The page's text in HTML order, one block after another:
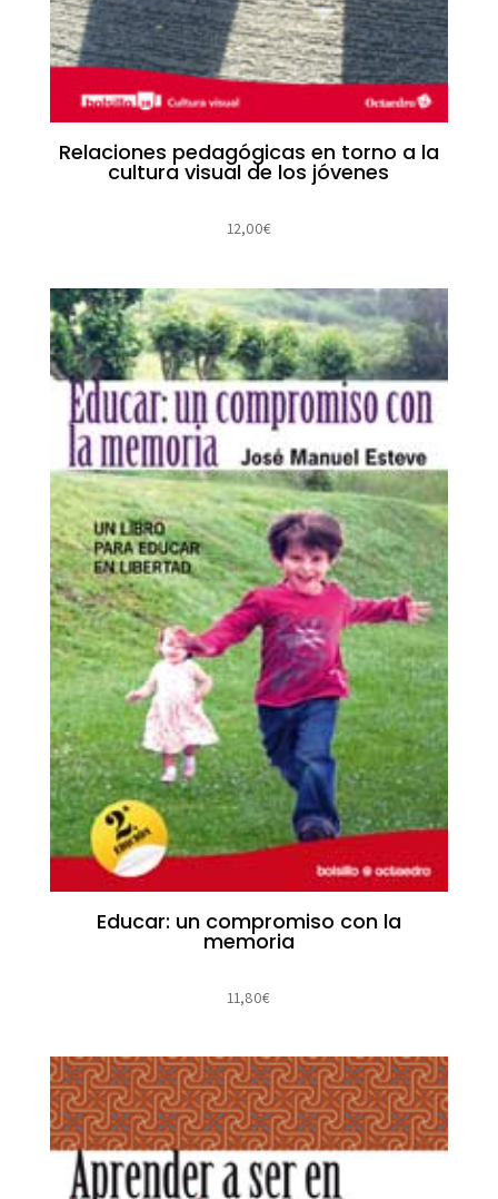
Relaciones pedagógicas en torno a la
cultura visual de los jóvenes
12,00€
Educar: un compromiso con la
memoria
11,80€